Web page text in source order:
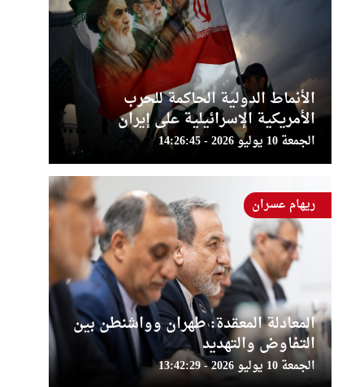
الأنماط الدولية الحاكمة للحرب
الأمريكية الإسرائيلية على إيران
الجمعة 10 يوليو 2026 - 14:26:45
المعادلة المعقدة: طهران وواشنطن بين
التفاوض والتهديد
الجمعة 10 يوليو 2026 - 13:42:29
ريهام عسران